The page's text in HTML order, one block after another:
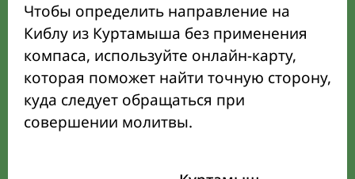
Чтобы определить направление на
Киблу из Куртамыша без применения
компаса, используйте онлайн-карту,
которая поможет найти точную сторону,
куда следует обращаться при
совершении молитвы.